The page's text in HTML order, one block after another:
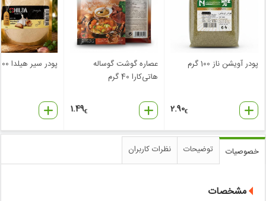
پودر آویشن ناز 100 گرم
2.90€
عصاره گوشت گوساله
هاتی‌کارا 40 گرم
1.49€
پودر سیر هیلدا 100 گرم
خصوصیات توضیحات نظرات کاربران
مشخصات